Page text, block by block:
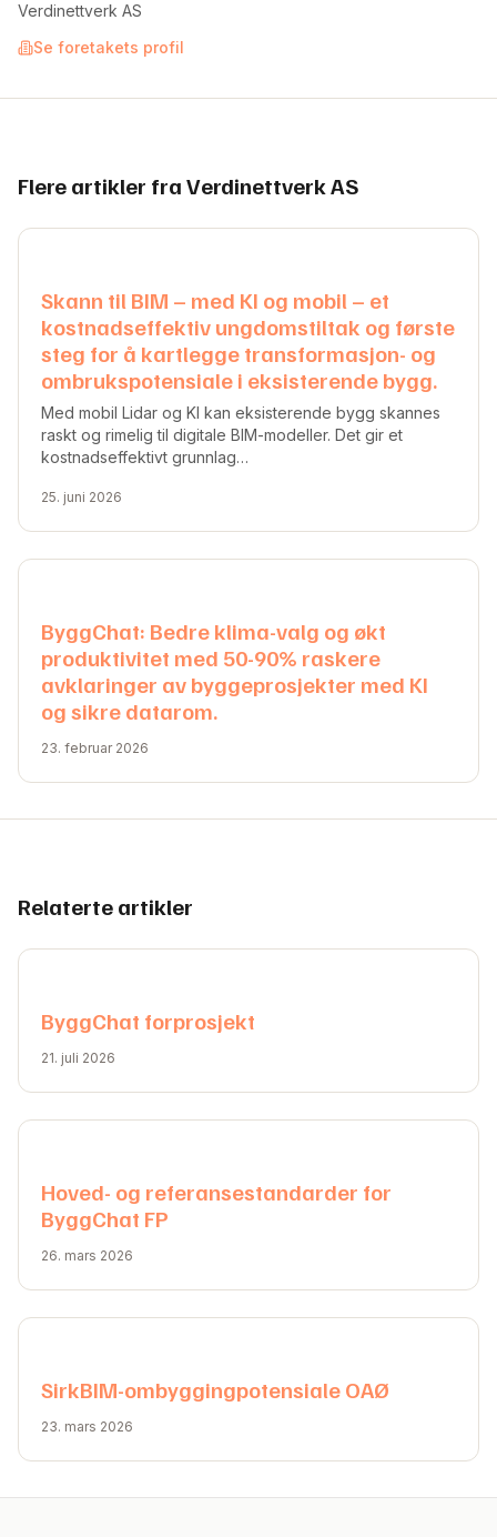
Verdinettverk AS
Se foretakets profil
Flere artikler fra Verdinettverk AS
Skann til BIM – med KI og mobil – et
kostnadseffektiv ungdomstiltak og første
steg for å kartlegge transformasjon- og
ombrukspotensiale i eksisterende bygg.
Med mobil Lidar og KI kan eksisterende bygg skannes
raskt og rimelig til digitale BIM-modeller. Det gir et
kostnadseffektivt grunnlag…
25. juni 2026
ByggChat: Bedre klima-valg og økt
produktivitet med 50-90% raskere
avklaringer av byggeprosjekter med KI
og sikre datarom.
23. februar 2026
Relaterte artikler
ByggChat forprosjekt
21. juli 2026
Hoved- og referansestandarder for
ByggChat FP
26. mars 2026
SirkBIM-ombyggingpotensiale OAØ
23. mars 2026